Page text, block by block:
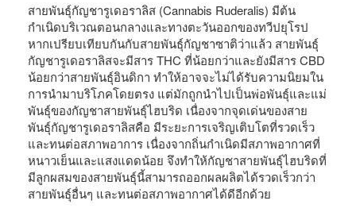
สายพันธุ์กัญชารูเดอราลิส (Cannabis Ruderalis) มีต้น
กำเนิดบริเวณตอนกลางและทางตะวันออกของทวีปยุโรป
หากเปรียบเทียบกันกับสายพันธุ์กัญชาซาติว่าแล้ว สายพันธุ์
กัญชารูเดอราลิสจะมีสาร THC ที่น้อยกว่าและยังมีสาร CBD
น้อยกว่าสายพันธุ์อินดิกา ทำให้อาจจะไม่ได้รับความนิยมใน
การนำมาบริโภคโดยตรง แต่มักถูกนำไปเป็นพ่อพันธุ์และแม่
พันธุ์ของกัญชาสายพันธุ์ไฮบริด เนื่องจากจุดเด่นของสาย
พันธุ์กัญชารูเดอราลิสคือ มีระยะการเจริญเติบโตที่รวดเร็ว
และทนต่อสภาพอาการ เนื่องจากถิ่นกำเนิดมีสภาพอากาศที่
หนาวเย็นและแสงแดดน้อย จึงทำให้กัญชาสายพันธุ์ไฮบริดที่
มีลูกผสมของสายพันธุ์นี้สามารถออกผลผลิตได้รวดเร็วกว่า
สายพันธุ์อื่นๆ และทนต่อสภาพอากาศได้ดีอีกด้วย